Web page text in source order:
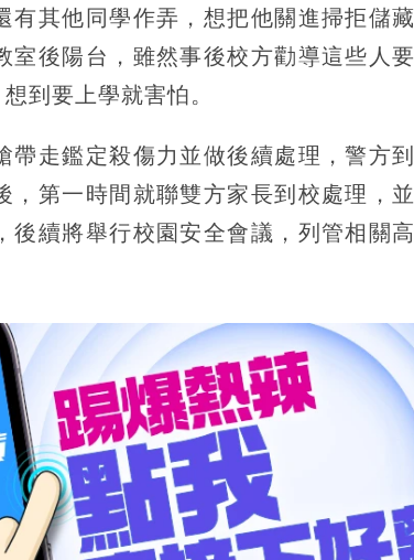
其他同學作弄，想把他關進掃拒儲
後陽台，雖然事後校方勸導這些人
到要上學就害怕。
走鑑定殺傷力並做後續處理，警方
第一時間就聯雙方家長到校處理，
續將舉行校園安全會議，列管相關